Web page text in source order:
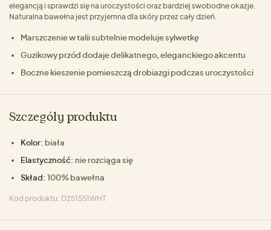
elegancją i sprawdzi się na uroczystości oraz bardziej swobodne okazje.
Naturalna bawełna jest przyjemna dla skóry przez cały dzień.
Marszczenie w talii subtelnie modeluje sylwetkę
Guzikowy przód dodaje delikatnego, eleganckiego akcentu
Boczne kieszenie pomieszczą drobiazgi podczas uroczystości
Szczegóły produktu
Kolor: biała
Elastyczność: nie rozciąga się
Skład: 100% bawełna
Kod produktu: D251551WHT